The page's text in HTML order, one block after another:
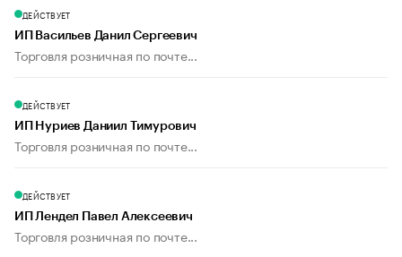
ДЕЙСТВУЕТ
ИП Васильев Данил Сергеевич
Торговля розничная по почте...
ДЕЙСТВУЕТ
ИП Нуриев Даниил Тимурович
Торговля розничная по почте...
ДЕЙСТВУЕТ
ИП Лендел Павел Алексеевич
Торговля розничная по почте...